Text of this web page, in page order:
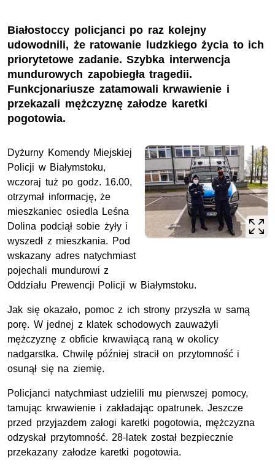
Białostoccy policjanci po raz kolejny
udowodnili, że ratowanie ludzkiego życia to ich
priorytetowe zadanie. Szybka interwencja
mundurowych zapobiegła tragedii.
Funkcjonariusze zatamowali krwawienie i
przekazali mężczyznę załodze karetki
pogotowia.
Dyżurny Komendy Miejskiej
Policji w Białymstoku,
wczoraj tuż po godz. 16.00,
otrzymał informację, że
mieszkaniec osiedla Leśna
Dolina podciął sobie żyły i
wyszedł z mieszkania. Pod
wskazany adres natychmiast
pojechali mundurowi z
Oddziału Prewencji Policji w Białymstoku.
Jak się okazało, pomoc z ich strony przyszła w samą
porę. W jednej z klatek schodowych zauważyli
mężczyznę z obficie krwawiącą raną w okolicy
nadgarstka. Chwilę później stracił on przytomność i
osunął się na ziemię.
Policjanci natychmiast udzielili mu pierwszej pomocy,
tamując krwawienie i zakładając opatrunek. Jeszcze
przed przyjazdem załogi karetki pogotowia, mężczyzna
odzyskał przytomność. 28-latek został bezpiecznie
przekazany załodze karetki pogotowia.